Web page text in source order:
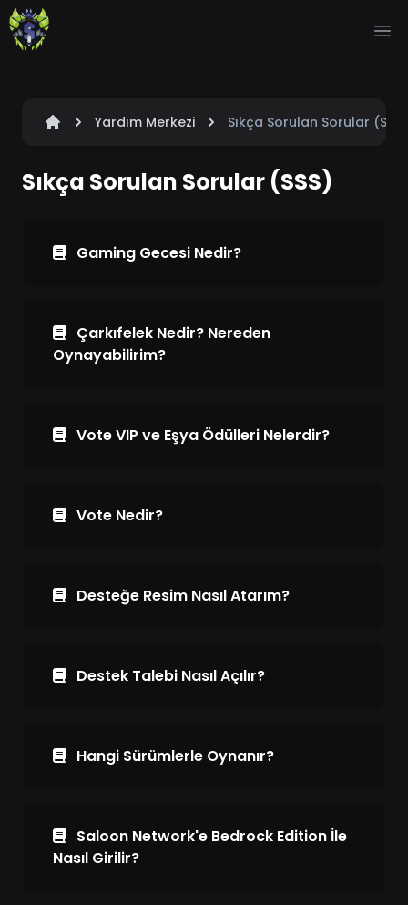
Yardım Merkezi Sıkça Sorulan Sorular (SSS)
Sıkça Sorulan Sorular (SSS)
Gaming Gecesi Nedir?
Çarkıfelek Nedir? Nereden
Oynayabilirim?
Vote VIP ve Eşya Ödülleri Nelerdir?
Vote Nedir?
Desteğe Resim Nasıl Atarım?
Destek Talebi Nasıl Açılır?
Hangi Sürümlerle Oynanır?
Saloon Network'e Bedrock Edition İle
Nasıl Girilir?